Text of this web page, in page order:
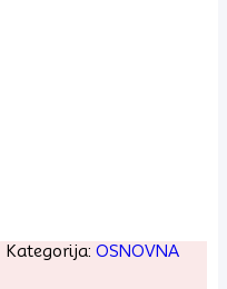
Kategorija: OSNOVNA